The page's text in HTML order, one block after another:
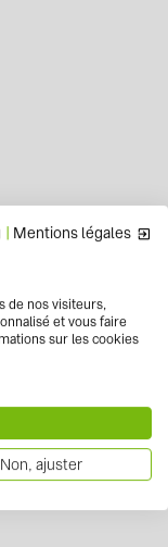
| Mentions légales
de nos visiteurs,
et vous faire
sur les cookies
Non, ajuster